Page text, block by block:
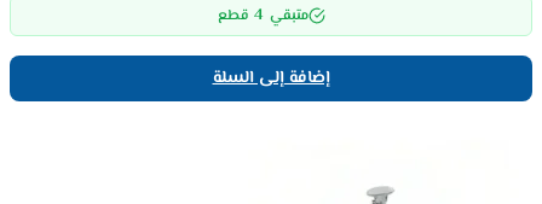
متبقي 4 قطع
إضافة إلى السلة